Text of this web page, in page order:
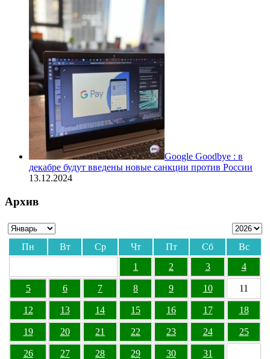
Google Goodbye : в
декабре будут введены новые санкции против России
13.12.2024
Архив
Пн Вт Ср Чт Пт Сб
Вс
1
2 3 4
5 6 7 8 9 10 11
12 13 14 15 16 17 18
19 20 21 22 23 24 25
26 27 28 29 30 31